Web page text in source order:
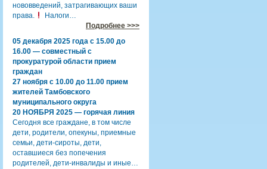
нововведений, затрагивающих ваши
права.
Налоги…
Подробнее >>>
05 декабря 2025 года с 15.00 до
16.00 — совместный с
прокуратурой области прием
граждан
27 ноября с 10.00 до 11.00 прием
жителей Тамбовского
муниципального округа
20 НОЯБРЯ 2025 — горячая линия
Сегодня все граждане, в том числе
дети, родители, опекуны, приемные
семьи, дети-сироты, дети,
оставшиеся без попечения
родителей, дети-инвалиды и иные…